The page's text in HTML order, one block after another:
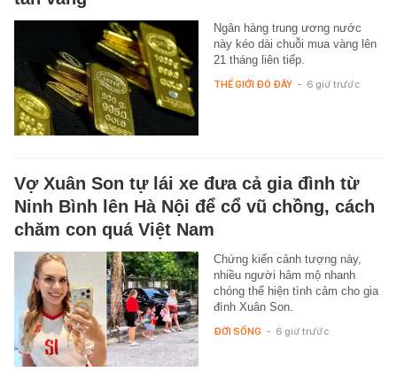
Ngân hàng trung ương nước
này kéo dài chuỗi mua vàng lên
21 tháng liên tiếp.
THẾ GIỚI ĐÓ ĐÂY - 6 giờ trước
Vợ Xuân Son tự lái xe đưa cả gia đình từ
Ninh Bình lên Hà Nội để cổ vũ chồng, cách
chăm con quá Việt Nam
Chứng kiến cảnh tượng này,
nhiều người hâm mộ nhanh
chóng thể hiện tình cảm cho gia
đình Xuân Son.
ĐỜI SỐNG - 6 giờ trước